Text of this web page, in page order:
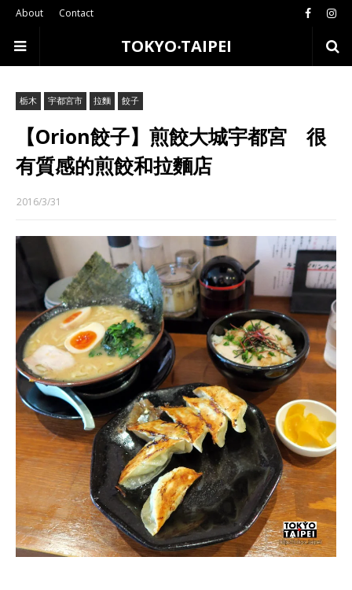
About Contact
TOKYO‧TAIPEI
栃木 宇都宮市 拉麵 餃子
【Orion餃子】煎餃大城宇都宮 很
有質感的煎餃和拉麵店
2016/3/31